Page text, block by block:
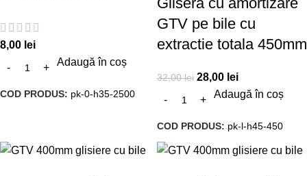
8,00 lei
Adaugă în coș
COD PRODUS: pk-0-h35-2500
GTV pe bile cu
extractie totala 450mm
32,00lei 28,00 lei
Adaugă în coș
COD PRODUS: pk-l-h45-450